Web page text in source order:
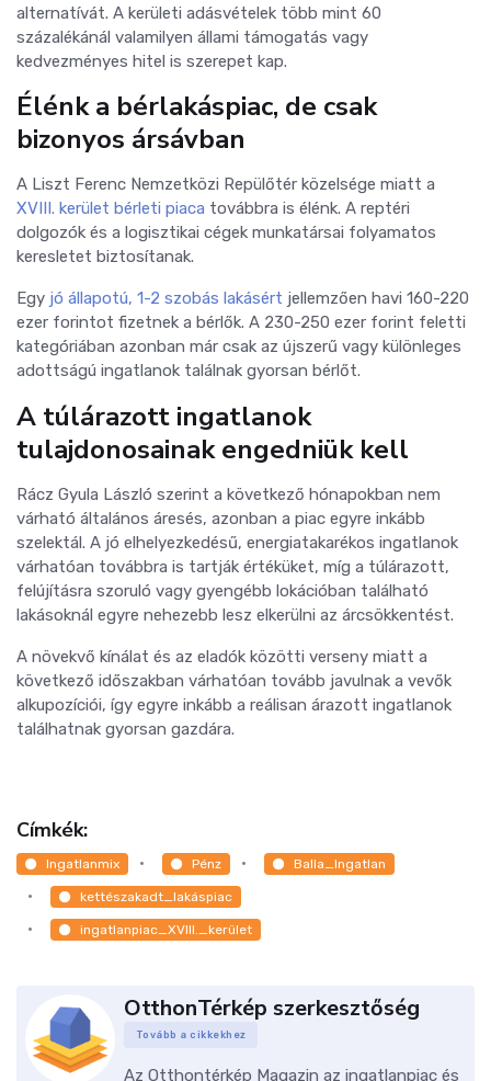
alternatívát. A kerületi adásvételek több mint 60
százalékánál valamilyen állami támogatás vagy
kedvezményes hitel is szerepet kap.
Élénk a bérlakáspiac, de csak
bizonyos ársávban
A Liszt Ferenc Nemzetközi Repülőtér közelsége miatt a
XVIII. kerület bérleti piaca továbbra is élénk. A reptéri
dolgozók és a logisztikai cégek munkatársai folyamatos
keresletet biztosítanak.
Egy jó állapotú, 1-2 szobás lakásért jellemzően havi 160-220
ezer forintot fizetnek a bérlők. A 230-250 ezer forint feletti
kategóriában azonban már csak az újszerű vagy különleges
adottságú ingatlanok találnak gyorsan bérlőt.
A túlárazott ingatlanok
tulajdonosainak engedniük kell
Rácz Gyula László szerint a következő hónapokban nem
várható általános áresés, azonban a piac egyre inkább
szelektál. A jó elhelyezkedésű, energiatakarékos ingatlanok
várhatóan továbbra is tartják értéküket, míg a túlárazott,
felújításra szoruló vagy gyengébb lokációban található
lakásoknál egyre nehezebb lesz elkerülni az árcsökkentést.
A növekvő kínálat és az eladók közötti verseny miatt a
következő időszakban várhatóan tovább javulnak a vevők
alkupozíciói, így egyre inkább a reálisan árazott ingatlanok
találhatnak gyorsan gazdára.
Címkék:
Ingatlanmix Pénz Balla_Ingatlan
kettészakadt_lakáspiac
ingatlanpiac_XVIII._kerület
OtthonTérkép szerkesztőség
Tovább a cikkekhez
Az Otthontérkép Magazin az ingatlanpiac és